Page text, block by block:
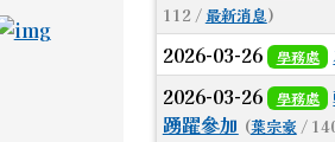
adl.edu.tw/ \_blank
to https://drive.google.com/
link to https://adl.edu.tw/
_blank
112 / 最新消息)
2026-03-26 學務處
2026-03-26 學務處
踴躍參加 (葉宗豪 /